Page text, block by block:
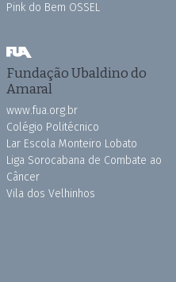
Pink do Bem OSSEL
Fundação Ubaldino do
Amaral
www.fua.org.br
Colégio Politécnico
Lar Escola Monteiro Lobato
Liga Sorocabana de Combate ao
Câncer
Vila dos Velhinhos